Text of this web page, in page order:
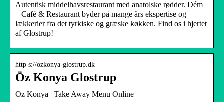
Autentisk middelhavsrestaurant med anatolske rødder. Dém
– Café & Restaurant byder på mange års ekspertise og
lækkerier fra det tyrkiske og græske køkken. Find os i hjertet
af Glostrup!
http s://ozkonya-glostrup.dk
Öz Konya Glostrup
Oz Konya | Take Away Menu Online